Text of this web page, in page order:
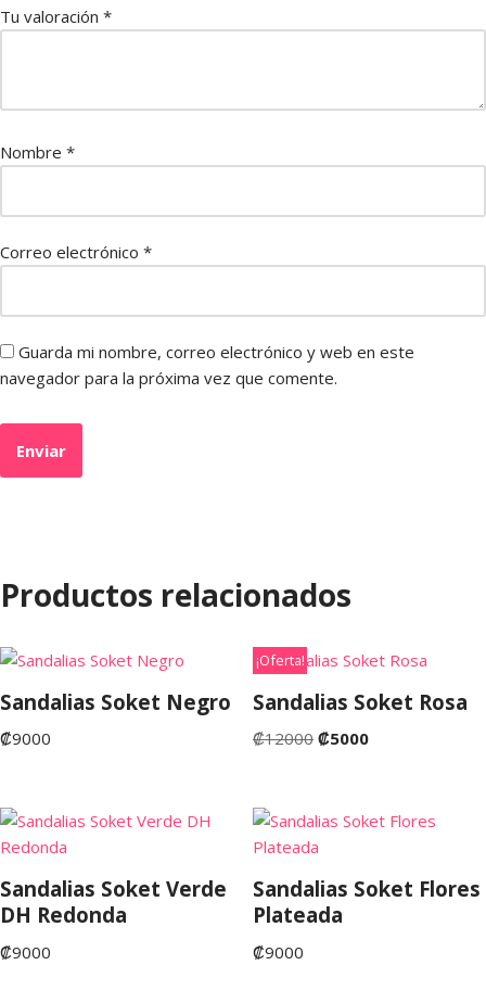
Tu valoración *
Nombre *
Correo electrónico *
Guarda mi nombre, correo electrónico y web en este
navegador para la próxima vez que comente.
Productos relacionados
Sandalias Soket Negro
₡9000
¡Oferta!
Sandalias Soket Rosa
₡12000 ₡5000
Sandalias Soket Verde
DH Redonda
₡9000
Sandalias Soket Flores
Plateada
₡9000